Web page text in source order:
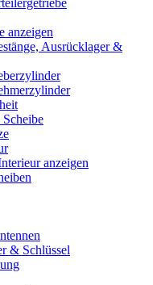
anzeigen
Ausrücklager &
anzeigen
& Schlüssel